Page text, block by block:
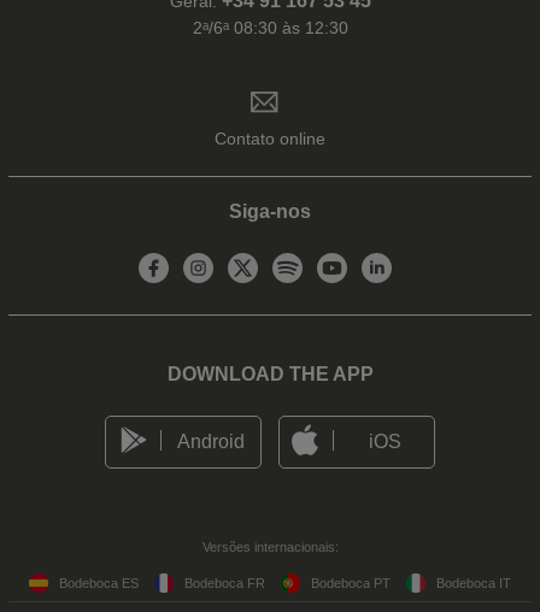
2ᵃ/6ᵃ 08:30 às 12:30
Contato online
Siga-nos
DOWNLOAD THE APP
Android iOS
Versões internacionais:
Bodeboca ES Bodeboca FR Bodeboca PT Bodeboca IT